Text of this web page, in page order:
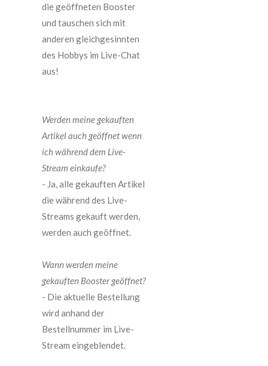
die geöffneten Booster
und tauschen sich mit
anderen gleichgesinnten
des Hobbys im Live-Chat
aus!
Werden meine gekauften
Artikel auch geöffnet wenn
ich während dem Live-
Stream einkaufe?
- Ja, alle gekauften Artikel
die während des Live-
Streams gekauft werden,
werden auch geöffnet.
Wann werden meine
gekauften Booster geöffnet?
- Die aktuelle Bestellung
wird anhand der
Bestellnummer im Live-
Stream eingeblendet.